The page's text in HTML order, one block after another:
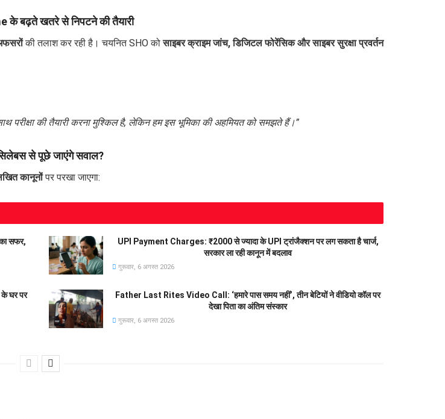
के बढ़ते खतरे से निपटने की तैयारी
की तलाश कर रही है। चयनित SHO कोसाइबर क्राइम जांच, डिजिटल फोरेंसिक और साइबर सुरक्षा प्रवर्तन
परीक्षा की तैयारी करना मुश्किल है, लेकिन हम इस भूमिका की अहमियत को समझते हैं।”
से पूछे जाएंगे सवाल?
कानूनोंपर परखा जाएगा:
सफर,
UPI Payment Charges: ₹2000 से ज्यादा के UPI ट्रांजैक्शन पर लग सकता है चार्ज,
सरकार ला रही कानून में बदलाव
गुरूवार, 6 अगस्त 2026
घर पर
Father Last Rites Video Call: ‘हमारे पास समय नहीं’, तीन बेटियों ने वीडियो कॉल पर
देखा पिता का अंतिम संस्कार
गुरूवार, 6 अगस्त 2026